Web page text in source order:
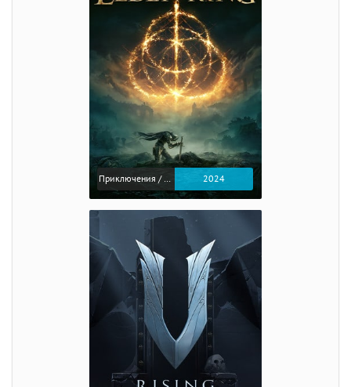
Приключения / Экшен / Ролевые 2024